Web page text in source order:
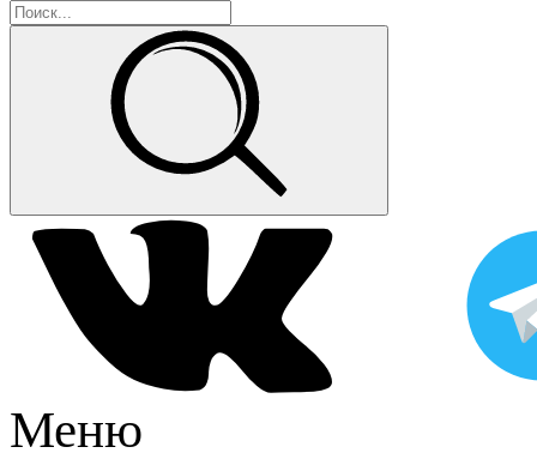
Меню